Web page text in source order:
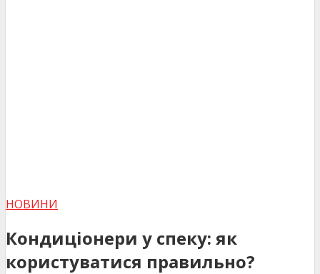
НОВИНИ
Кондиціонери у спеку: як
користуватися правильно?